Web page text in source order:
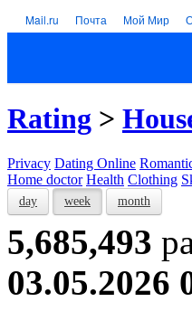
Mail.ru Почта Мой Мир
Rating >
Privacy Dating Online
Home doctor Health Clothing
day week month
5,685,493
03.05.2026